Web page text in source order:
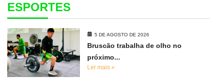
ESPORTES
5 DE AGOSTO DE 2026
Bruscão trabalha de olho no
próximo...
Ler mais »